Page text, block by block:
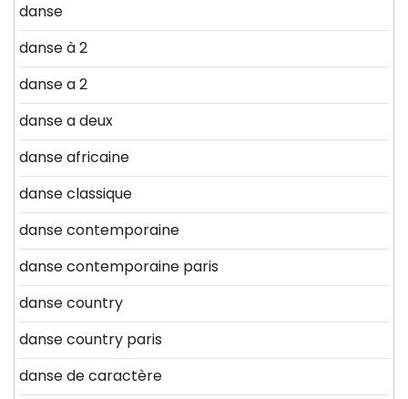
danse
danse à 2
danse a 2
danse a deux
danse africaine
danse classique
danse contemporaine
danse contemporaine paris
danse country
danse country paris
danse de caractère